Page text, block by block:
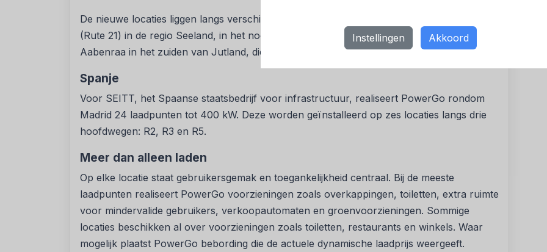
Instellingen Akkoord
De nieuwe locaties liggen langs verschillende snelwegen in Denemarken: nabij Torkilstrup
(Rute 21) in de regio Seeland, in het noorden van Denemarken nabij Aalborg (E45), en bij
Aabenraa in het zuiden van Jutland, dicht bij de grens met Duitsland (E45).
Spanje
Voor SEITT, het Spaanse staatsbedrijf voor infrastructuur, realiseert PowerGo rondom
Madrid 24 laadpunten tot 400 kW. Deze worden geïnstalleerd op zes locaties langs drie
hoofdwegen: R2, R3 en R5.
Meer dan alleen laden
Op elke locatie staat gebruikersgemak en toegankelijkheid centraal. Bij de meeste
laadpunten realiseert PowerGo voorzieningen zoals overkappingen, toiletten, extra ruimte
voor mindervalide gebruikers, verkoopautomaten en groenvoorzieningen. Sommige
locaties beschikken al over voorzieningen zoals toiletten, restaurants en winkels. Waar
mogelijk plaatst PowerGo bebording die de actuele dynamische laadprijs weergeeft.